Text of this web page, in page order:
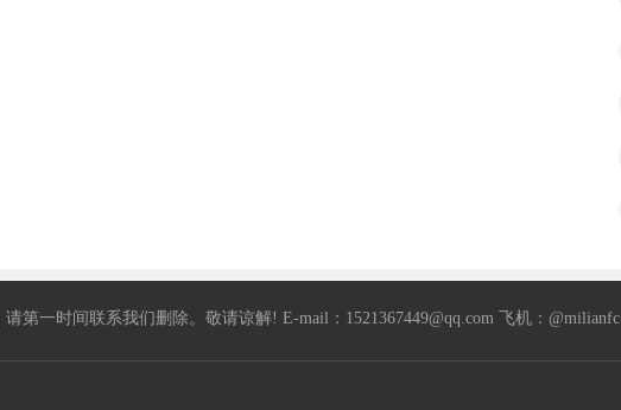
第一时间联系我们删除。敬请谅解! E-mail：1521367449@qq.com 飞机：@milianfc